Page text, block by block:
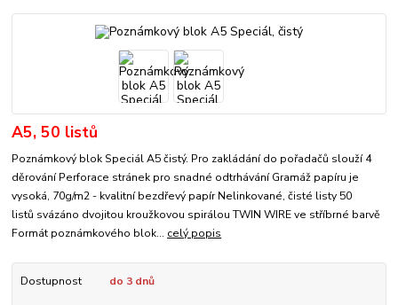
A5, 50 listů
Poznámkový blok Speciál A5 čistý. Pro zakládání do pořadačů slouží 4
děrování Perforace stránek pro snadné odtrhávání Gramáž papíru je
vysoká, 70g/m2 - kvalitní bezdřevý papír Nelinkované, čisté listy 50
listů svázáno dvojitou kroužkovou spirálou TWIN WIRE ve stříbrné barvě
Formát poznámkového blok... celý popis
Dostupnost do 3 dnů